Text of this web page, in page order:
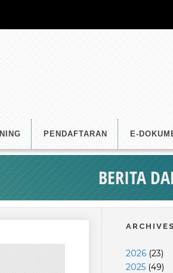
PENDAFTARAN E-
BERITA
ARCHIVES
2026 (23)
2025 (49)